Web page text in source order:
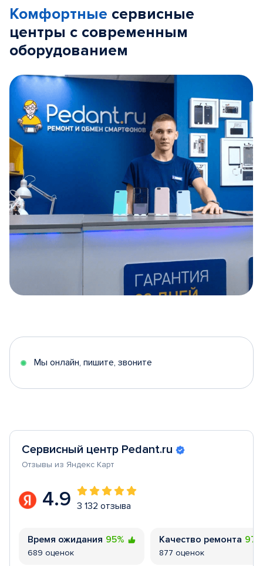
Комфортные сервисные
центры с современным
оборудованием
5
Мы онлайн, пишите, звоните
Сервисный центр Pedant.ru
Отзывы из Яндекс Карт
4.9 3 132 отзыва
Время ожидания 95%
689 оценок
Качество ремонта
877 оценок